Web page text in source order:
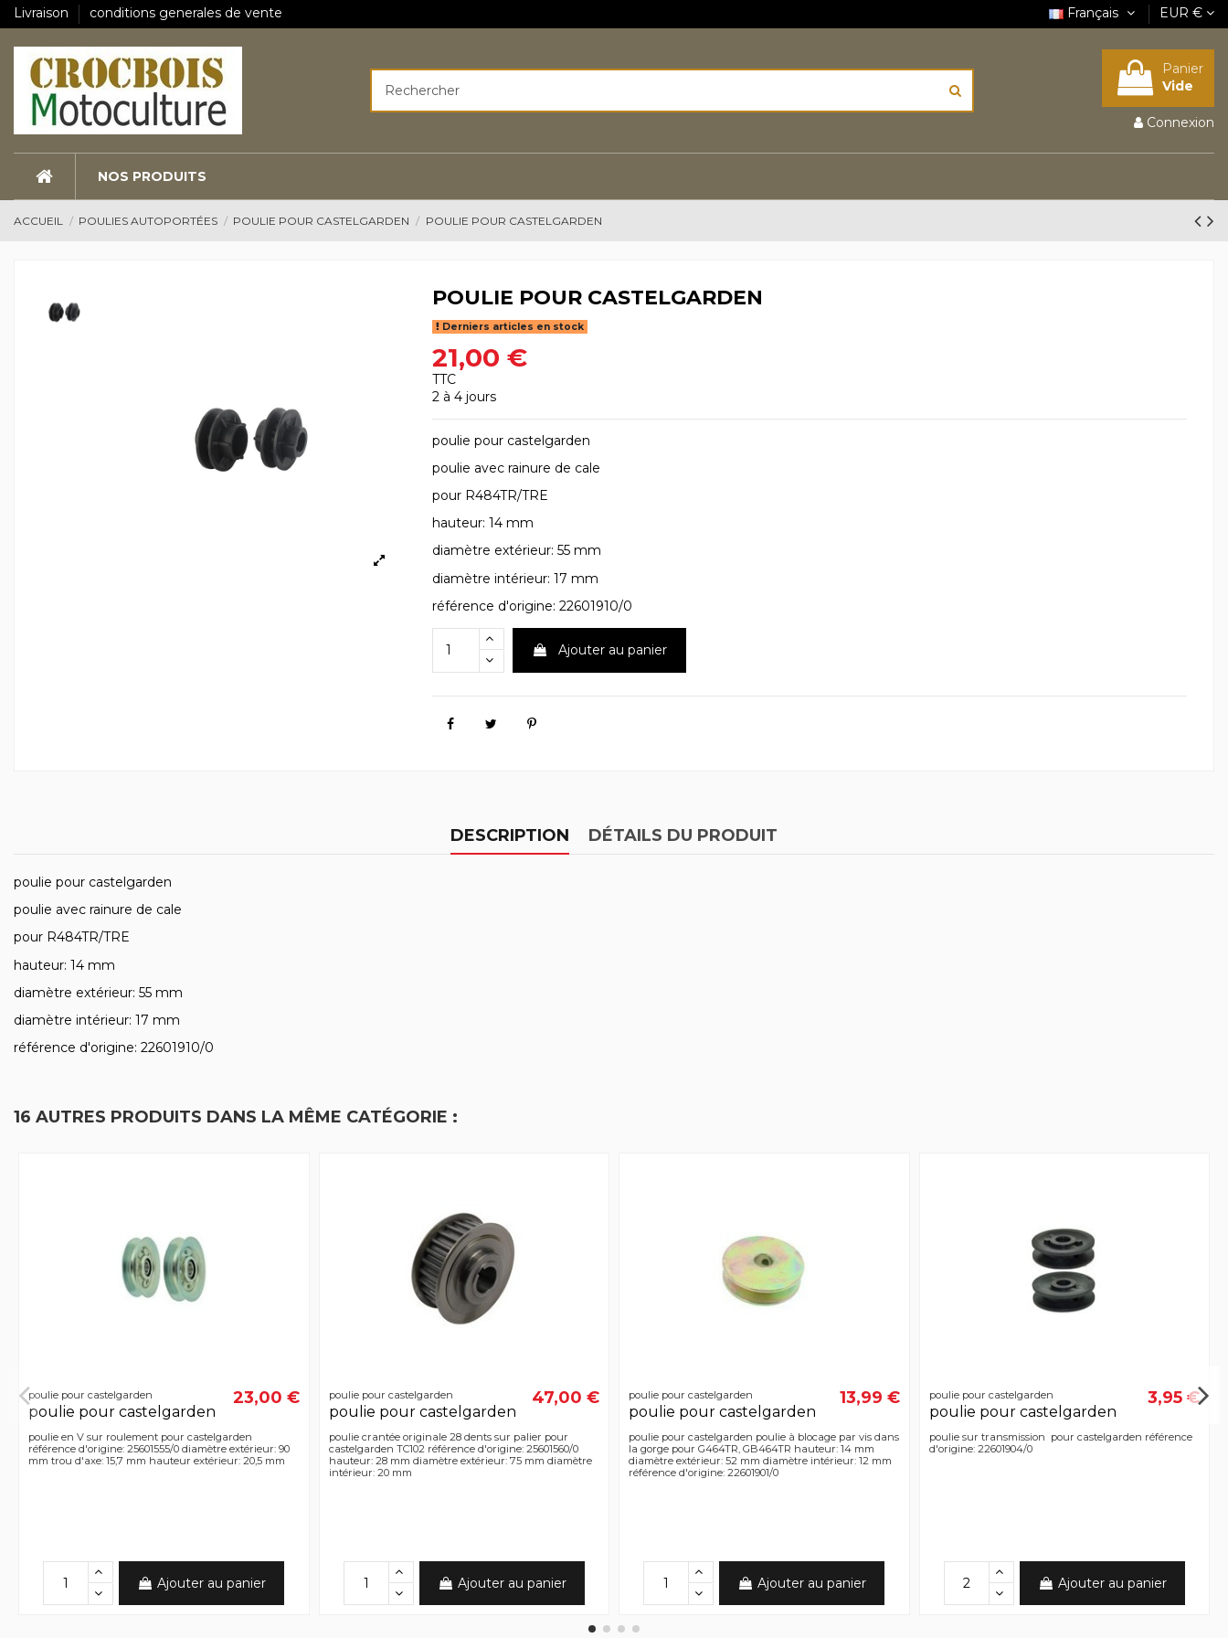
Livraison conditions generales de vente Français EUR €
Panier
Vide
Connexion
NOS PRODUITS
ACCUEIL POULIES AUTOPORTÉES POULIE POUR CASTELGARDEN POULIE POUR CASTELGARDEN
POULIE POUR CASTELGARDEN
Derniers articles en stock
21,00 €
TTC
2 à 4 jours
poulie pour castelgarden
poulie avec rainure de cale
pour R484TR/TRE
hauteur: 14 mm
diamètre extérieur: 55 mm
diamètre intérieur: 17 mm
référence d'origine: 22601910/0
Ajouter au panier
DESCRIPTION DÉTAILS DU PRODUIT
poulie pour castelgarden
poulie avec rainure de cale
pour R484TR/TRE
hauteur: 14 mm
diamètre extérieur: 55 mm
diamètre intérieur: 17 mm
référence d'origine: 22601910/0
16 AUTRES PRODUITS DANS LA MÊME CATÉGORIE :
poulie pour castelgarden
poulie pour castelgarden
23,00 €
poulie en V sur roulement pour castelgarden
référence d'origine: 25601555/0 diamètre extérieur: 90
mm trou d'axe: 15,7 mm hauteur extérieur: 20,5 mm
Ajouter au panier
poulie pour castelgarden
poulie pour castelgarden
47,00 €
poulie crantée originale 28 dents sur palier pour
castelgarden TC102 référence d'origine: 25601560/0
hauteur: 28 mm diamètre extérieur: 75 mm diamètre
intérieur: 20 mm
Ajouter au panier
poulie pour castelgarden
poulie pour castelgarden
13,99 €
poulie pour castelgarden poulie à blocage par vis dans
la gorge pour G464TR, GB464TR hauteur: 14 mm
diamètre extérieur: 52 mm diamètre intérieur: 12 mm
référence d'origine: 22601901/0
Ajouter au panier
poulie pour castelgarden
poulie pour castelgarden
3,95 €
poulie sur transmission pour castelgarden référence
d'origine: 22601904/0
Ajouter au panier